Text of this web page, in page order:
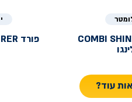
COMBI
פורד
עוד?